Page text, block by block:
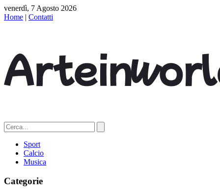
venerdì, 7 Agosto 2026
Home | Contatti
Sport
Calcio
Musica
Categorie